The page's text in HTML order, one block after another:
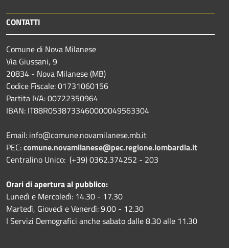
CONTATTI
Comune di Nova Milanese
Via Giussani, 9
20834 - Nova Milanese (MB)
Codice Fiscale: 01731060156
Partita IVA: 00722350964
IBAN: IT88R0538733460000049563304
Email: info@comune.novamilanese.mb.it
PEC:comune.novamilanese@pec.regione.lombardia.it
Centralino Unico: (+39) 0362.374252 - 203
Orari di apertura al pubblico:
Lunedì e Mercoledì: 14.30 - 17.30
Martedì, Giovedì e Venerdì: 9.00 - 12.30
I Servizi Demografici anche sabato dalle 8.30 alle 11.30